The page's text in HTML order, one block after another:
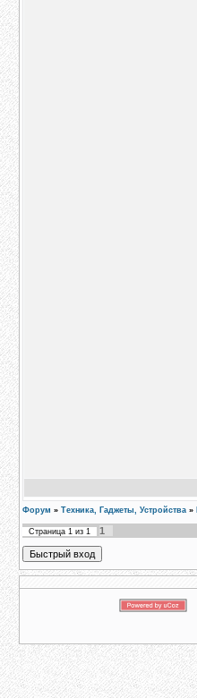
Форум » Техника, Гаджеты, Устройства »
Страница 1 из 1 1